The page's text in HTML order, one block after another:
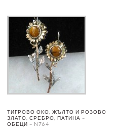
ТИГРОВО ОКО, ЖЪЛТО И РОЗОВО
ЗЛАТО, СРЕБРО, ПАТИНА –
ОБЕЦИ – N764